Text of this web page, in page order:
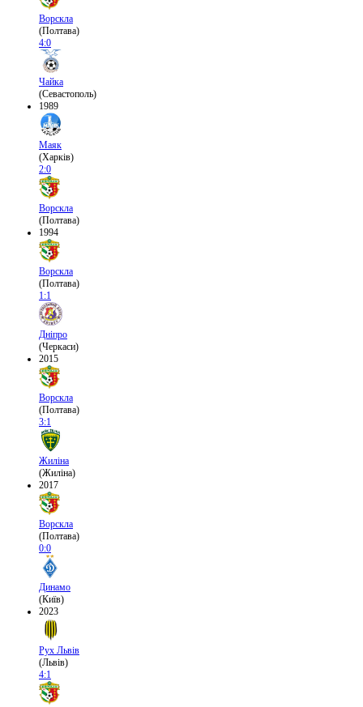
Ворскла
(Полтава)
4:0
Чайка
(Севастополь)
1989
Маяк
(Харків)
2:0
Ворскла
(Полтава)
1994
Ворскла
(Полтава)
1:1
Дніпро
(Черкаси)
2015
Ворскла
(Полтава)
3:1
Жиліна
(Жиліна)
2017
Ворскла
(Полтава)
0:0
Динамо
(Київ)
2023
Рух Львів
(Львів)
4:1